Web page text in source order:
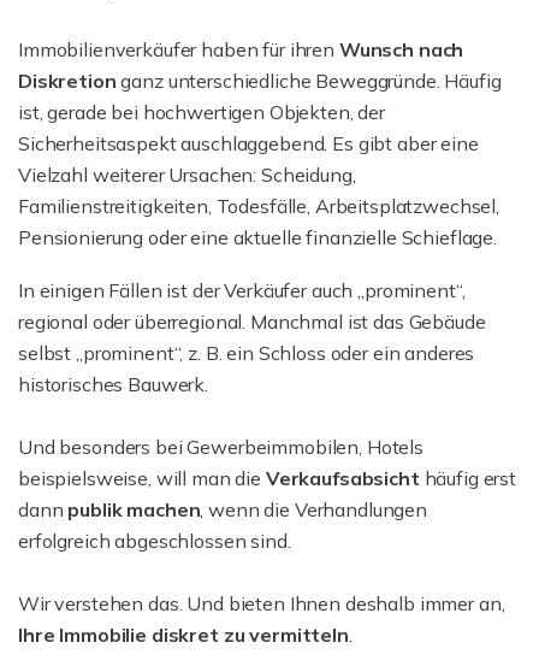
Immobilienverkäufer haben für ihren Wunsch nach
Diskretion ganz unterschiedliche Beweggründe. Häufig
ist, gerade bei hochwertigen Objekten, der
Sicherheitsaspekt auschlaggebend. Es gibt aber eine
Vielzahl weiterer Ursachen: Scheidung,
Familienstreitigkeiten, Todesfälle, Arbeitsplatzwechsel,
Pensionierung oder eine aktuelle finanzielle Schieflage.
In einigen Fällen ist der Verkäufer auch „prominent“,
regional oder überregional. Manchmal ist das Gebäude
selbst „prominent“, z. B. ein Schloss oder ein anderes
historisches Bauwerk.
Und besonders bei Gewerbeimmobilen, Hotels
beispielsweise, will man die Verkaufsabsicht häufig erst
dann publik machen, wenn die Verhandlungen
erfolgreich abgeschlossen sind.
Wir verstehen das. Und bieten Ihnen deshalb immer an,
Ihre Immobilie diskret zu vermitteln.